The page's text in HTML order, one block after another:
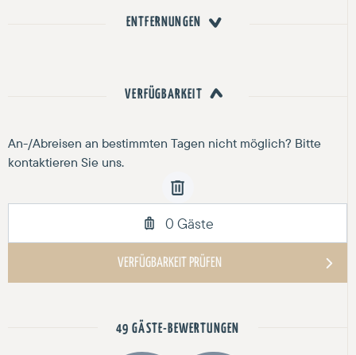
ENTFERNUNGEN
VERFÜGBARKEIT
49 GÄSTE-BEWERTUNGEN